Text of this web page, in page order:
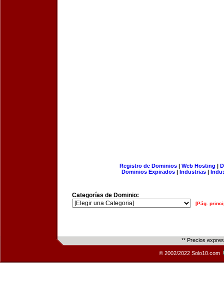
Registro de Dominios| Web Hosting |
Dominios Expirados | Industrias |
Categorías de Dominio:
[Pág.
** Precios
© 2002/2022 Solo10.com